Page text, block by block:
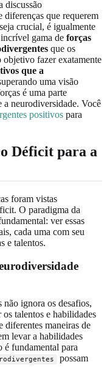
discussão
diferenças que requerem
crucial, é igualmente
gama de forças
que os
fazer exatamente
que a
uma visão
é uma parte
a neurodiversidade. Você
positivos para
Déficit para a
foram vistas
O paradigma da
ver essas
cada uma com seu
e talentos.
não ignora os desafios,
talentos e habilidades
diferentes maneiras de
levar a habilidades
é fundamental para
possam